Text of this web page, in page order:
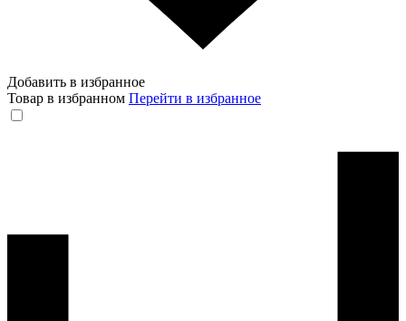
Добавить в избранное
Товар в избранном Перейти в избранное